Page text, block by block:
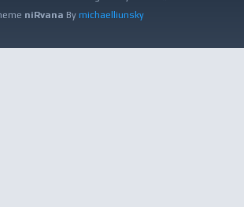
niRvana By michaelliunsky